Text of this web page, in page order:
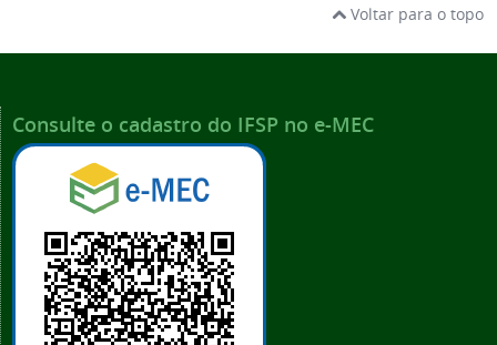
Voltar para o topo
Consulte o cadastro do IFSP no e-MEC